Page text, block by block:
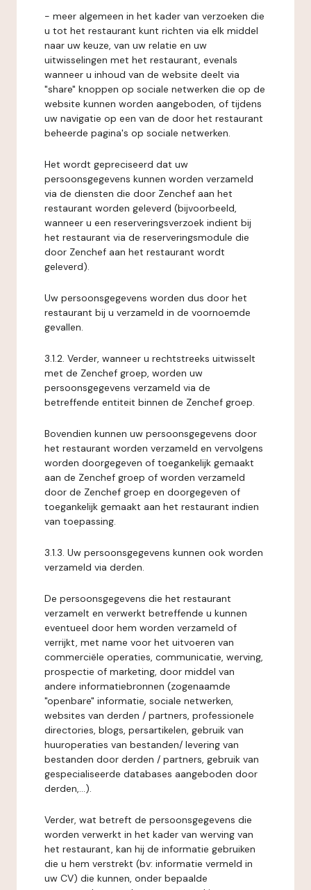
- meer algemeen in het kader van verzoeken die
u tot het restaurant kunt richten via elk middel
naar uw keuze, van uw relatie en uw
uitwisselingen met het restaurant, evenals
wanneer u inhoud van de website deelt via
"share" knoppen op sociale netwerken die op de
website kunnen worden aangeboden, of tijdens
uw navigatie op een van de door het restaurant
beheerde pagina's op sociale netwerken.
Het wordt gepreciseerd dat uw
persoonsgegevens kunnen worden verzameld
via de diensten die door Zenchef aan het
restaurant worden geleverd (bijvoorbeeld,
wanneer u een reserveringsverzoek indient bij
het restaurant via de reserveringsmodule die
door Zenchef aan het restaurant wordt
geleverd).
Uw persoonsgegevens worden dus door het
restaurant bij u verzameld in de voornoemde
gevallen.
3.1.2. Verder, wanneer u rechtstreeks uitwisselt
met de Zenchef groep, worden uw
persoonsgegevens verzameld via de
betreffende entiteit binnen de Zenchef groep.
Bovendien kunnen uw persoonsgegevens door
het restaurant worden verzameld en vervolgens
worden doorgegeven of toegankelijk gemaakt
aan de Zenchef groep of worden verzameld
door de Zenchef groep en doorgegeven of
toegankelijk gemaakt aan het restaurant indien
van toepassing.
3.1.3. Uw persoonsgegevens kunnen ook worden
verzameld via derden.
De persoonsgegevens die het restaurant
verzamelt en verwerkt betreffende u kunnen
eventueel door hem worden verzameld of
verrijkt, met name voor het uitvoeren van
commerciële operaties, communicatie, werving,
prospectie of marketing, door middel van
andere informatiebronnen (zogenaamde
"openbare" informatie, sociale netwerken,
websites van derden / partners, professionele
directories, blogs, persartikelen, gebruik van
huuroperaties van bestanden/ levering van
bestanden door derden / partners, gebruik van
gespecialiseerde databases aangeboden door
derden,...).
Verder, wat betreft de persoonsgegevens die
worden verwerkt in het kader van werving van
het restaurant, kan hij de informatie gebruiken
die u hem verstrekt (bv: informatie vermeld in
uw CV) die kunnen, onder bepaalde